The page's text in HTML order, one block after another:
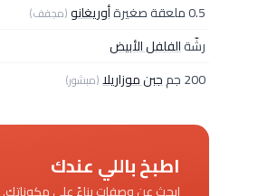
0.5 ملعقة صغيرة
أوريغانو(مجفف)
رشّةالفلفل الأبيض
200 جم
جبن موزاريلا(مبشور)
اطبخ باللي عندك